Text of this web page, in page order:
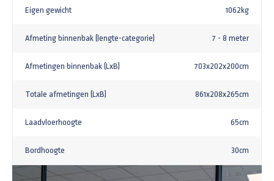
Eigen gewicht 1062kg
Afmeting binnenbak (lengte-categorie) 7 - 8 meter
Afmetingen binnenbak (LxB) 703x202x200cm
Totale afmetingen (LxB) 861x208x265cm
Laadvloerhoogte 65cm
Bordhoogte 30cm